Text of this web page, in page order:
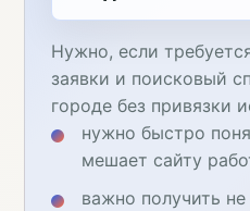
Нужно, если
заявки и поисковый
городе без привязки
нужно быстро
мешает сайту
важно получить